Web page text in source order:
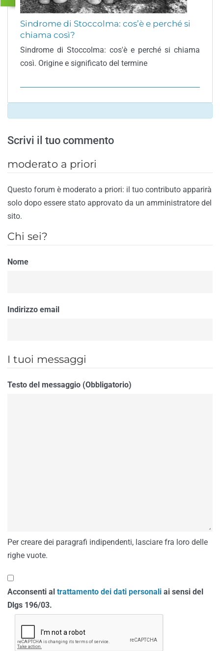
Sindrome di Stoccolma: cos’è e perché si
chiama così?
Sindrome di Stoccolma: cos'è e perché si chiama
così. Origine e significato del termine
Scrivi il tuo commento
moderato a priori
Questo forum è moderato a priori: il tuo contributo apparirà
solo dopo essere stato approvato da un amministratore del
sito.
Chi sei?
Nome
Indirizzo email
I tuoi messaggi
Testo del messaggio (Obbligatorio)
Per creare dei paragrafi indipendenti, lasciare fra loro delle
righe vuote.
Acconsenti al trattamento dei dati personali ai sensi del
Dlgs 196/03.